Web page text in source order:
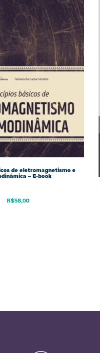
de eletromagnetismo e
– E-book
R$58,00